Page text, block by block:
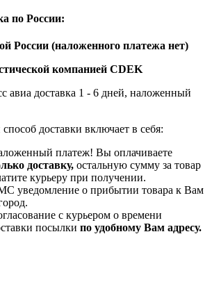
по России:
России (наложенного платежа нет)
компанией CDEK
авиа доставка 1 - 6 дней, наложенный
доставки включает в себя:
платеж! Вы оплачиваете
доставку, остальную сумму за товар
курьеру при получении.
уведомление о прибытии товара к Вам
с курьером о времени
посылки по удобному Вам адресу.